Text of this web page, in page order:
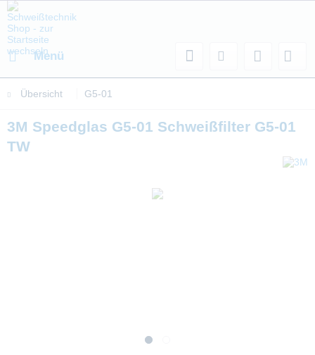
Menü
Übersicht G5-01
3M Speedglas G5-01 Schweißfilter G5-01
TW